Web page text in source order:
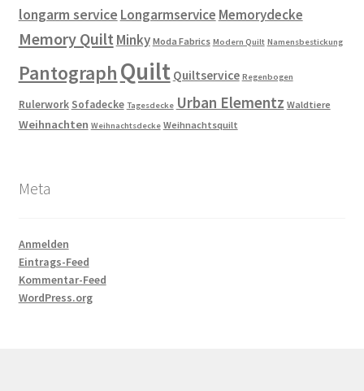
longarm service Longarmservice Memorydecke
Memory Quilt Minky Moda Fabrics Modern Quilt Namensbestickung
Pantograph Quilt Quiltservice Regenbogen
Rulerwork Sofadecke Tagesdecke Urban Elementz Waldtiere
Weihnachten Weihnachtsdecke Weihnachtsquilt
Meta
Anmelden
Eintrags-Feed
Kommentar-Feed
WordPress.org